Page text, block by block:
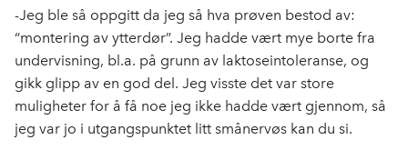
-Jeg ble så oppgitt da jeg så hva prøven bestod av:
“montering av ytterdør”. Jeg hadde vært mye borte fra
undervisning, bl.a. på grunn av laktoseintoleranse, og
gikk glipp av en god del. Jeg visste det var store
muligheter for å få noe jeg ikke hadde vært gjennom, så
jeg var jo i utgangspunktet litt smånervøs kan du si.